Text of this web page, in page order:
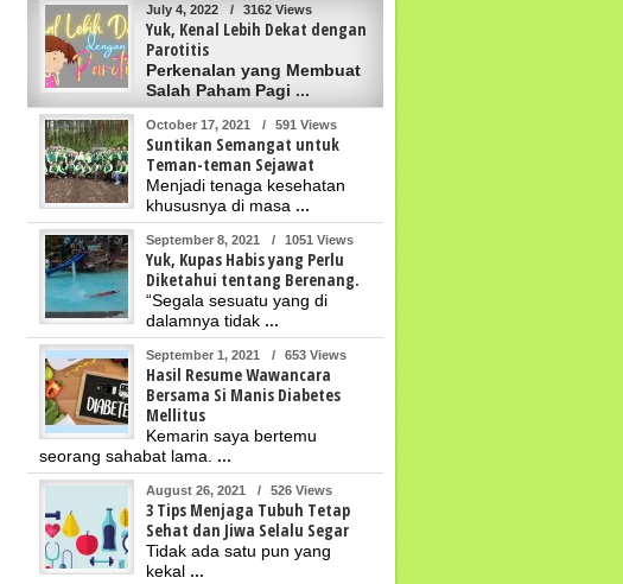
July 4, 2022 / 3162 Views
Yuk, Kenal Lebih Dekat dengan
Parotitis
Perkenalan yang Membuat
Salah Paham Pagi ...
October 17, 2021 / 591 Views
Suntikan Semangat untuk
Teman-teman Sejawat
Menjadi tenaga kesehatan
khususnya di masa ...
September 8, 2021 / 1051 Views
Yuk, Kupas Habis yang Perlu
Diketahui tentang Berenang.
“Segala sesuatu yang di
dalamnya tidak ...
September 1, 2021 / 653 Views
Hasil Resume Wawancara
Bersama Si Manis Diabetes
Mellitus
Kemarin saya bertemu
seorang sahabat lama. ...
August 26, 2021 / 526 Views
3 Tips Menjaga Tubuh Tetap
Sehat dan Jiwa Selalu Segar
Tidak ada satu pun yang
kekal ...